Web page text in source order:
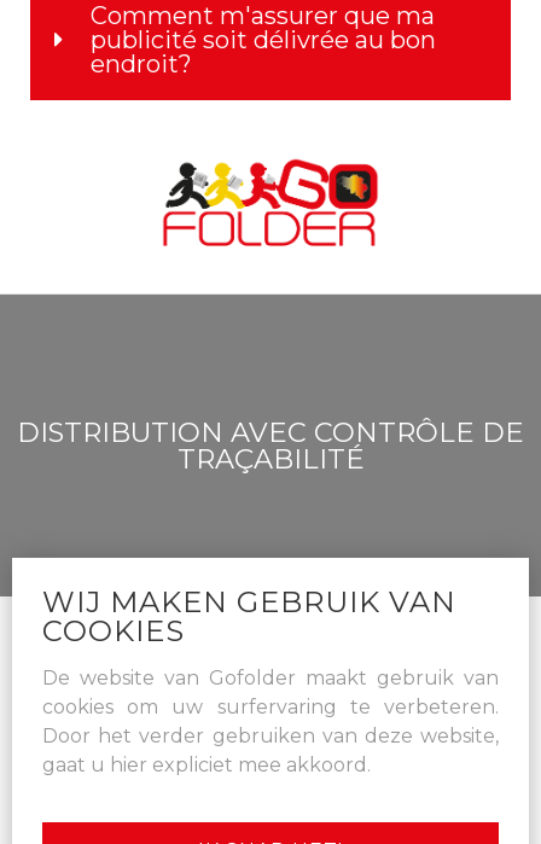
WIJ MAKEN GEBRUIK VAN
COOKIES
De website van Gofolder maakt gebruik van
cookies om uw surfervaring te verbeteren.
Door het verder gebruiken van deze website,
gaat u hier expliciet mee akkoord.
Comment m'assurer que ma
publicité soit délivrée au bon
endroit?
DISTRIBUTION AVEC CONTRÔLE DE
TRAÇABILITÉ
0486/95.93.35
TIELTSESTEENWEG 59
9900 EEKLO